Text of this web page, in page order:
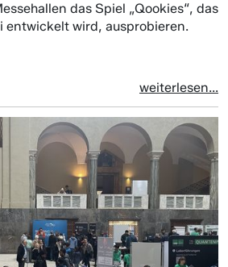
das Spiel „Qookies“, das
entwickelt wird, ausprobieren.
weiterlesen...